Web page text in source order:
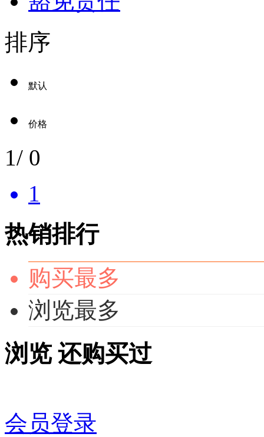
排序
默认
价格
1/ 0
1
热销排行
购买最多
浏览最多
浏览 还购买过
会员登录